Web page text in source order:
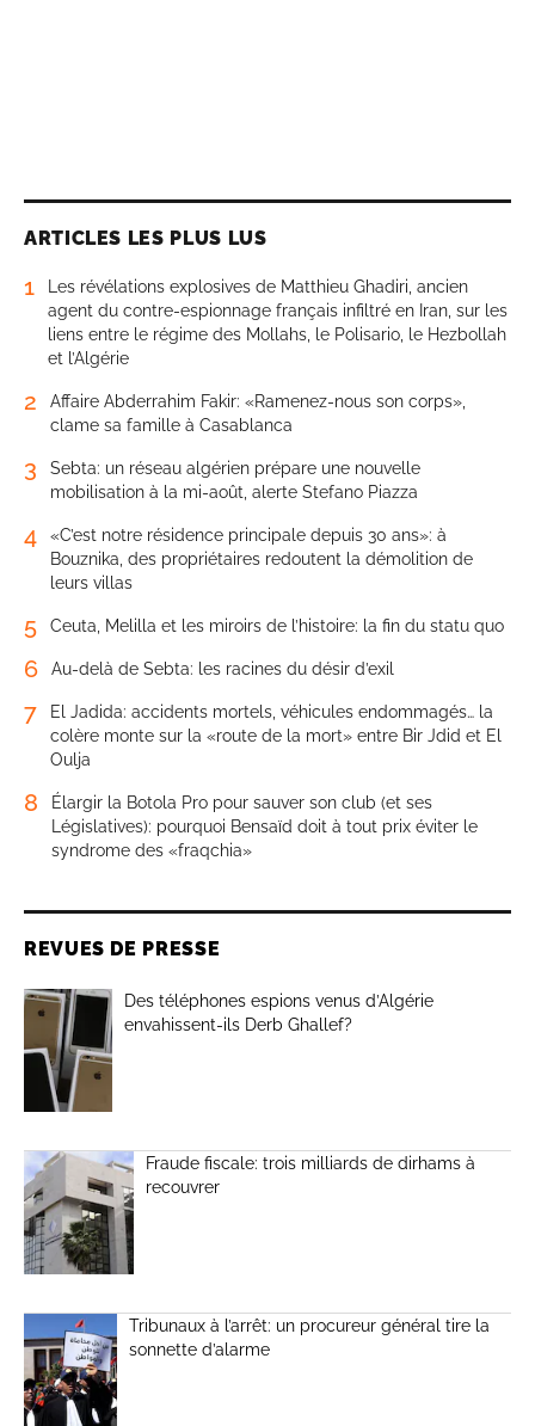
ARTICLES LES PLUS LUS
1
Les révélations explosives de Matthieu Ghadiri, ancien
agent du contre-espionnage français infiltré en Iran, sur les
liens entre le régime des Mollahs, le Polisario, le Hezbollah
et l’Algérie
2
Affaire Abderrahim Fakir: «Ramenez-nous son corps»,
clame sa famille à Casablanca
3
Sebta: un réseau algérien prépare une nouvelle
mobilisation à la mi-août, alerte Stefano Piazza
4
«C’est notre résidence principale depuis 30 ans»: à
Bouznika, des propriétaires redoutent la démolition de
leurs villas
5 Ceuta, Melilla et les miroirs de l’histoire: la fin du statu quo
6 Au-delà de Sebta: les racines du désir d’exil
7
El Jadida: accidents mortels, véhicules endommagés… la
colère monte sur la «route de la mort» entre Bir Jdid et El
Oulja
8
Élargir la Botola Pro pour sauver son club (et ses
Législatives): pourquoi Bensaïd doit à tout prix éviter le
syndrome des «fraqchia»
REVUES DE PRESSE
Des téléphones espions venus d’Algérie
envahissent-ils Derb Ghallef?
Fraude fiscale: trois milliards de dirhams à
recouvrer
Tribunaux à l’arrêt: un procureur général tire la
sonnette d’alarme